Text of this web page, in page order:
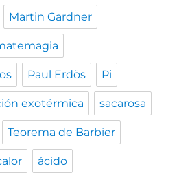
Martin Gardner
Paul Erdös Pi
exotérmica sacarosa
Teorema de Barbier
ácido